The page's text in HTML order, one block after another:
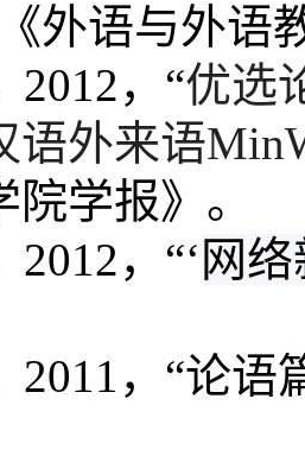
外语与外语
2012，“优选
语外来语
院学报》。
2012，“‘ 网
2011 ，“论语